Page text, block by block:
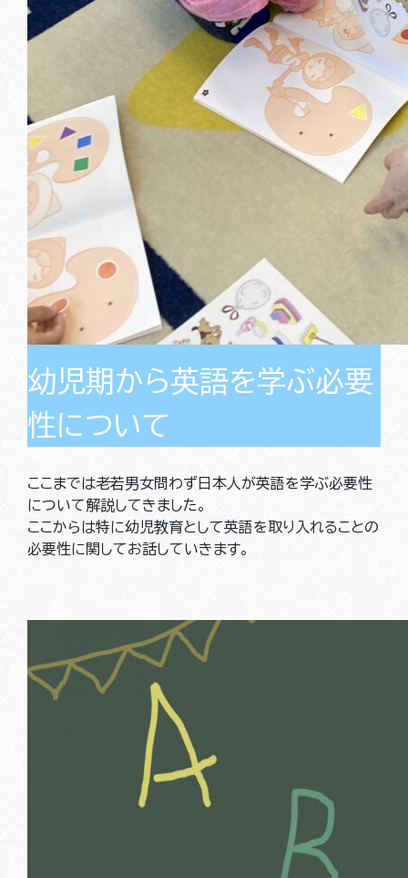
幼児期から英語を学ぶ必要
性について
ここまでは老若男女問わず日本人が英語を学ぶ必要性
について解説してきました。
ここからは特に幼児教育として英語を取り入れることの
必要性に関してお話していきます。